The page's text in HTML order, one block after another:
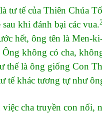
tư tế của Thiên Chúa
khi đánh bại các vua.2
hết, ông tên là Men-
Ông không có cha,
là ông giống Con
khác tương tự như
cha truyền con nối,